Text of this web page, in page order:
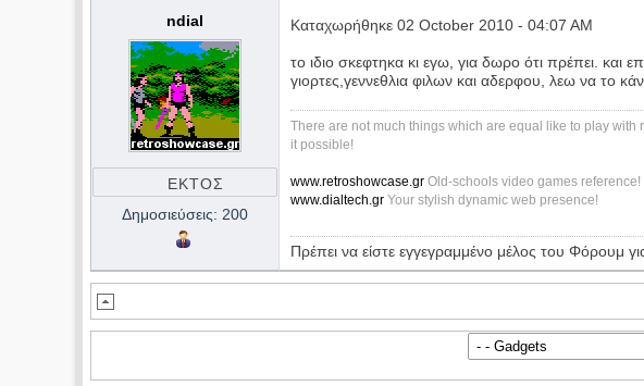
ndial
ΕΚΤΟΣ
Δημοσιεύσεις: 200
Καταχωρήθηκε 02 October 2010 - 04:07 AM
το ιδιο σκεφτηκα κι εγω, για δωρο ότι πρέπει. και
γιορτες,γεννεθλια φιλων και αδερφου, λεω να το
There are not much things which are equal like to play with
it possible!
www.retroshowcase.grOld-schools video games reference!
www.dialtech.grYour stylish dynamic web presence!
Πρέπει να είστε εγγεγραμμένο μέλος του Φόρουμ